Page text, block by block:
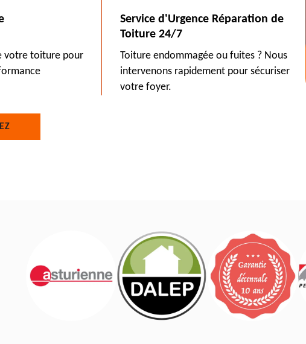
votre toiture pour
Service d'Urgence Réparation de
Toiture 24/7
Toiture endommagée ou fuites ? Nous
intervenons rapidement pour sécuriser
votre foyer.